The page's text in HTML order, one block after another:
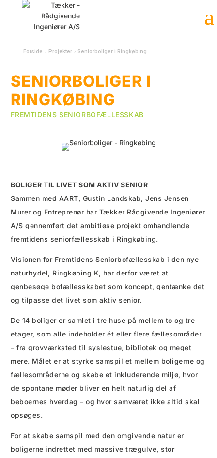
Forside › Projekter › Seniorboliger i Ringkøbing
SENIORBOLIGER I
RINGKØBING
FREMTIDENS SENIORBOFÆLLESSKAB
BOLIGER TIL LIVET SOM AKTIV SENIOR
Sammen med AART, Gustin Landskab, Jens Jensen
Murer og Entreprenør har Tækker Rådgivende Ingeniører
A/S gennemført det ambitiøse projekt omhandlende
fremtidens seniorfællesskab i Ringkøbing.
Visionen for Fremtidens Seniorbofællesskab i den nye
naturbydel, Ringkøbing K, har derfor været at
genbesøge bofællesskabet som koncept, gentænke det
og tilpasse det livet som aktiv senior.
De 14 boliger er samlet i tre huse på mellem to og tre
etager, som alle indeholder ét eller flere fællesområder
– fra grovværksted til syslestue, bibliotek og meget
mere. Målet er at styrke samspillet mellem boligerne og
fællesområderne og skabe et inkluderende miljø, hvor
de spontane møder bliver en helt naturlig del af
beboernes hverdag – og hvor samværet ikke altid skal
opsøges.
For at skabe samspil med den omgivende natur er
boligerne indrettet med massive trægulve, stor